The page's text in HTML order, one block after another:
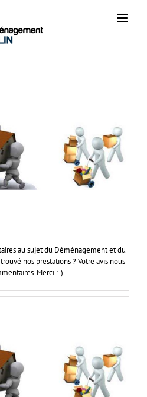
au sujet du Déménagement et du
nos prestations ? Votre avis nous
Merci :-)